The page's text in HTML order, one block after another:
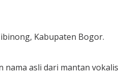
Kabupaten Bogor.
nama asli dari mantan vokalis